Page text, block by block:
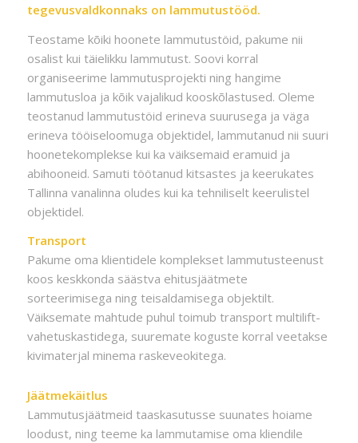
tegevusvaldkonnaks on lammutustööd.
Teostame kõiki hoonete lammutustöid, pakume nii
osalist kui täielikku lammutust. Soovi korral
organiseerime lammutusprojekti ning hangime
lammutusloa ja kõik vajalikud kooskõlastused. Oleme
teostanud lammutustöid erineva suurusega ja väga
erineva tööiseloomuga objektidel, lammutanud nii suuri
hoonetekomplekse kui ka väiksemaid eramuid ja
abihooneid. Samuti töötanud kitsastes ja keerukates
Tallinna vanalinna oludes kui ka tehniliselt keerulistel
objektidel.
Transport
Pakume oma klientidele komplekset lammutusteenust
koos keskkonda säästva ehitusjäätmete
sorteerimisega ning teisaldamisega objektilt.
Väiksemate mahtude puhul toimub transport multilift-
vahetuskastidega, suuremate koguste korral veetakse
kivimaterjal minema raskeveokitega.
Jäätmekäitlus
Lammutusjäätmeid taaskasutusse suunates hoiame
loodust, ning teeme ka lammutamise oma kliendile